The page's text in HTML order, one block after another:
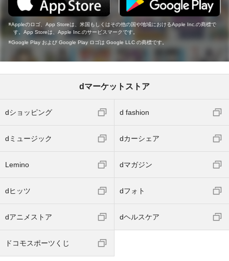
Appleのロゴ、App Storeは、米国もしくはその他の国や地域におけるApple Inc.の商標で
す。App Storeは、Apple Inc.のサービスマークです。
Google Play および Google Play ロゴは Google LLC の商標です。
dマーケットストア
dショッピング d fashion
dミュージック dカーシェア
Lemino dマガジン
dヒッツ dフォト
dアニメストア dヘルスケア
ドコモスポーツくじ